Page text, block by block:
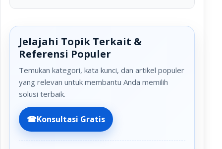
Jelajahi Topik Terkait &
Referensi Populer
Temukan kategori, kata kunci, dan artikel populer
yang relevan untuk membantu Anda memilih
solusi terbaik.
☎Konsultasi Gratis